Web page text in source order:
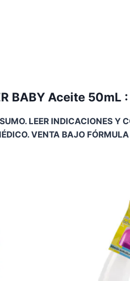
BABY Aceite 50mL
LEER INDICACIONES
VENTA BAJO